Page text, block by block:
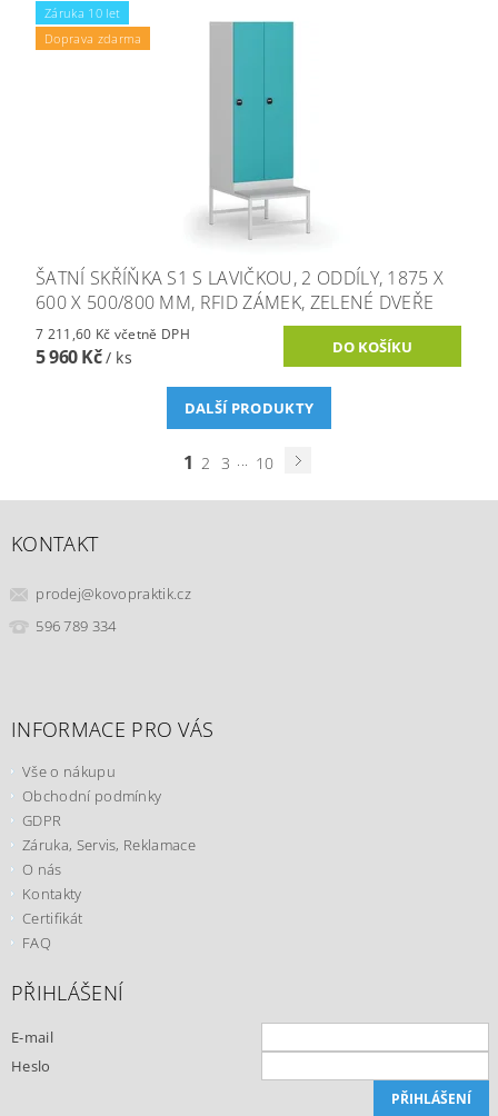
Záruka 10 let
Doprava zdarma
ŠATNÍ SKŘÍŇKA S1 S LAVIČKOU, 2 ODDÍLY, 1875 X
600 X 500/800 MM, RFID ZÁMEK, ZELENÉ DVEŘE
7 211,60 Kč včetně DPH
5 960 Kč/ ks
DALŠÍ PRODUKTY
1 2 3 ... 10
KONTAKT
prodej@kovopraktik.cz
596 789 334
INFORMACE PRO VÁS
Vše o nákupu
Obchodní podmínky
GDPR
Záruka, Servis, Reklamace
O nás
Kontakty
Certifikát
FAQ
PŘIHLÁŠENÍ
E-mail
Heslo